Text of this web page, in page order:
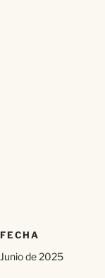
FECHA
Junio de 2025